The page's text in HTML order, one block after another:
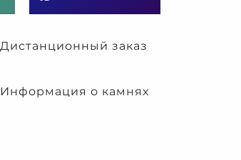
Дистанционный заказ
Информация о камнях